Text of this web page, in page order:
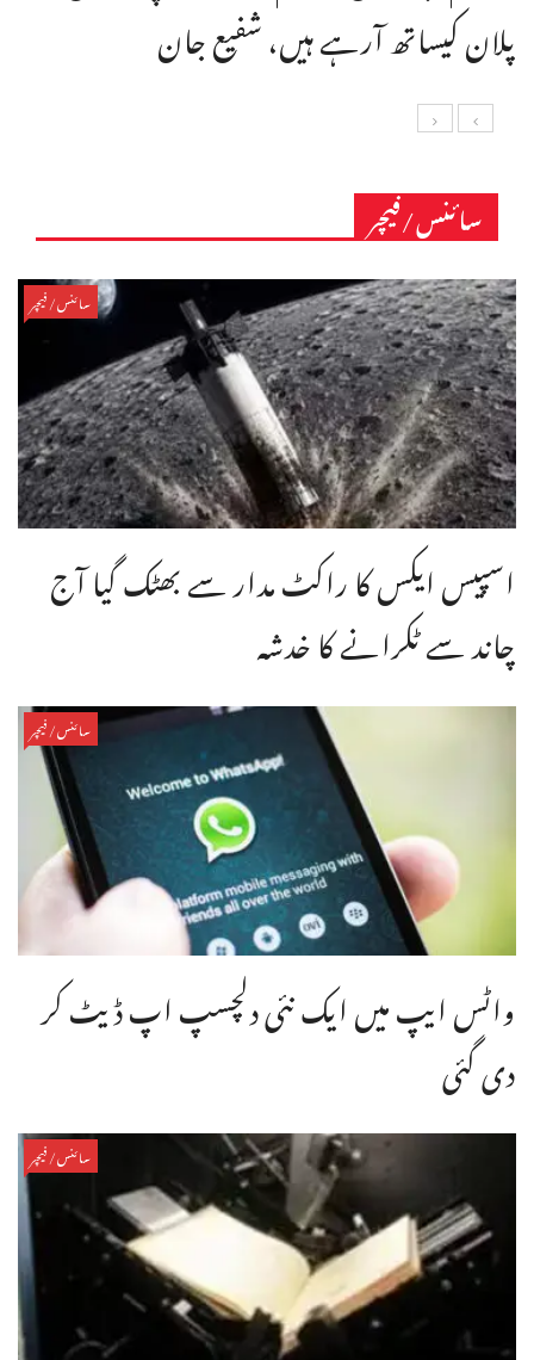
پلان کیساتھ آرہے ہیں، شفیع جان
سائنس/فیچر
سائنس/فیچر
اسپیس ایکس کا راکٹ مدار سے بھٹک گیا آج
چاند سے ٹکرانے کا خدشہ
سائنس/فیچر
واٹس ایپ میں ایک نئی دلچسپ اپ ڈیٹ کر
دی گئی
سائنس/فیچر